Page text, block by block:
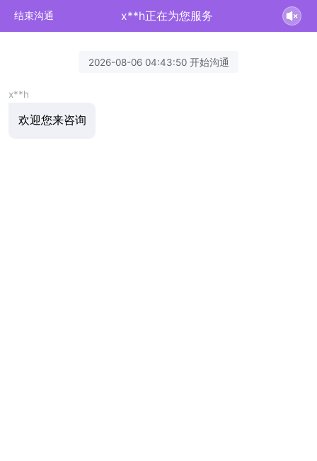
结束沟通 x**h正在为您服务
2026-08-06 04:43:50 开始沟通
x**h
欢迎您来咨询